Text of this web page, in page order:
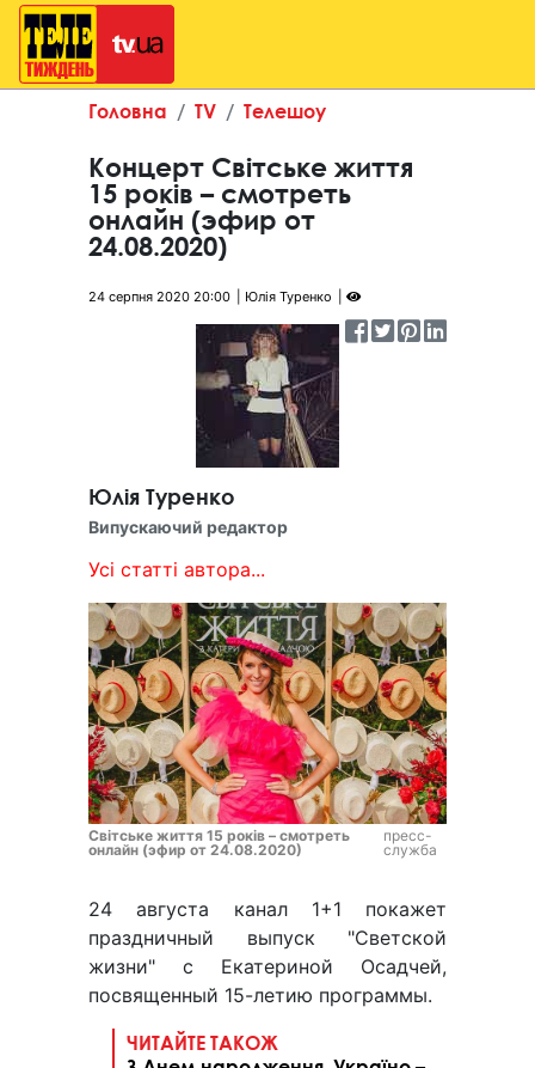
Головна TV Телешоу
Концерт Світське життя
15 років – смотреть
онлайн (эфир от
24.08.2020)
24 серпня 2020 20:00 Юлія Туренко
Юлія Туренко
Випускаючий редактор
Усі статті автора...
Світське життя 15 років – смотреть
онлайн (эфир от 24.08.2020)
пресс-
служба
24 августа канал 1+1 покажет
праздничный выпуск "Светской
жизни" с Екатериной Осадчей,
посвященный 15-летию программы.
ЧИТАЙТЕ ТАКОЖ